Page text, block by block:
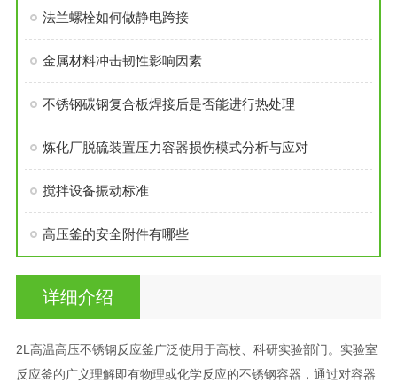
法兰螺栓如何做静电跨接
金属材料冲击韧性影响因素
不锈钢碳钢复合板焊接后是否能进行热处理
炼化厂脱硫装置压力容器损伤模式分析与应对
搅拌设备振动标准
高压釜的安全附件有哪些
详细介绍
2L高温高压不锈钢反应釜广泛使用于高校、科研实验部门。实验室
反应釜的广义理解即有物理或化学反应的不锈钢容器，通过对容器